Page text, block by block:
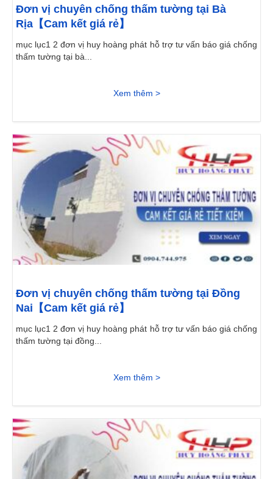
Đơn vị chuyên chống thấm tường tại Bà
Rịa【Cam kết giá rẻ】
mục lục1 2 đơn vị huy hoàng phát hỗ trợ tư vấn báo giá chống
thấm tường tại bà...
Xem thêm >
Đơn vị chuyên chống thấm tường tại Đồng
Nai【Cam kết giá rẻ】
mục lục1 2 đơn vị huy hoàng phát hỗ trợ tư vấn báo giá chống
thấm tường tại đồng...
Xem thêm >